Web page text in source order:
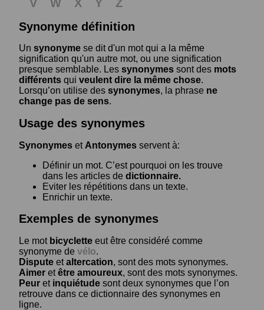
V
W X Y
Z
Synonyme définition
Un synonyme se dit d'un mot qui a la même
signification qu'un autre mot, ou une signification
presque semblable. Les synonymes sont des mots
différents qui veulent dire la même chose.
Lorsqu’on utilise des synonymes, la phrase ne
change pas de sens.
Usage des synonymes
Synonymes et Antonymes servent à:
Définir un mot. C’est pourquoi on les trouve
dans les articles de dictionnaire.
Eviter les répétitions dans un texte.
Enrichir un texte.
Exemples de synonymes
Le mot bicyclette eut être considéré comme
synonyme de vélo.
Dispute etaltercation, sont des mots synonymes.
Aimer etêtre amoureux, sont des mots synonymes.
Peur et inquiétude sont deux synonymes que l’on
retrouve dans ce dictionnaire des synonymes en
ligne.